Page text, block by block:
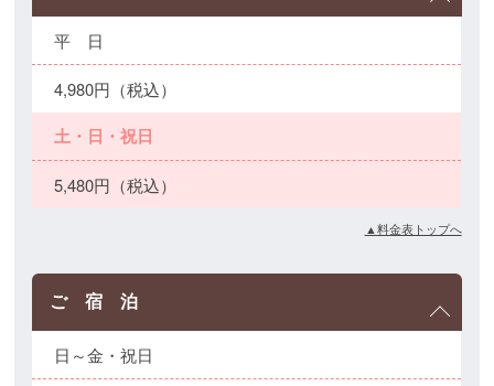
平 日
4,980円（税込）
土・日・祝日
5,480円（税込）
▲料金表トップへ
ご 宿 泊
日～金・祝日